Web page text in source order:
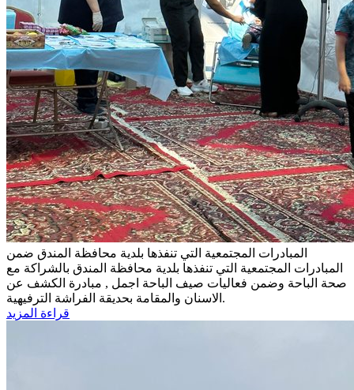
المبادرات المجتمعية التي تنفذها بلدية محافظة المندق ضمن
المبادرات المجتمعية التي تنفذها بلدية محافظة المندق بالشراكة مع
صحة الباحة وضمن فعاليات صيف الباحة اجمل , مبادرة الكشف عن
الاسنان والمقامة بحديقة الفراشة الترفيهية.
قراءة المزيد